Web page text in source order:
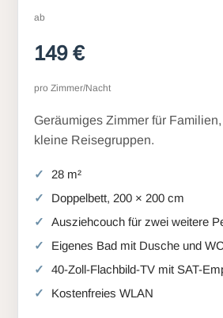
ab
149 €
pro Zimmer/Nacht
Geräumiges Zimmer für
kleine Reisegruppen.
28 m²
Doppelbett, 200 × 200 cm
Ausziehcouch für zwei weitere
Eigenes Bad mit Dusche und WC
40-Zoll-Flachbild-TV mit SAT-
Kostenfreies WLAN